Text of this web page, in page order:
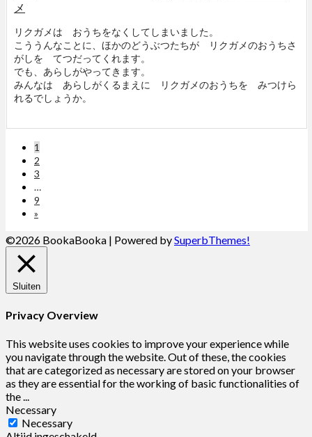
メ
リクガメは おうちをなくしてしまいました。
こううんなことに、ほかのどうぶつたちが リクガメのおうちさ
がしを てつだってくれます。
でも、あらしがやってきます。
みんなは あらしがくるまえに リクガメのおうちを みつけら
れるでしょうか。
1
2
3
…
9
»
©2026 BookaBooka | Powered bySuperbThemes!
Sluiten
Privacy Overview
This website uses cookies to improve your experience while
you navigate through the website. Out of these, the cookies
that are categorized as necessary are stored on your browser
as they are essential for the working of basic functionalities of
the
Necessary
Necessary